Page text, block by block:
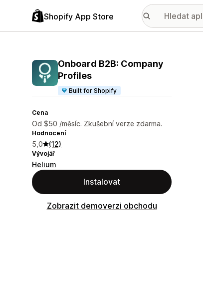
Shopify App Store
Onboard B2B: Company
Profiles
Built for Shopify
Cena
Od $50 /měsíc. Zkušební verze zdarma.
Hodnocení
5,0 (12)
Vývojář
Helium
Instalovat
Zobrazit demoverzi obchodu